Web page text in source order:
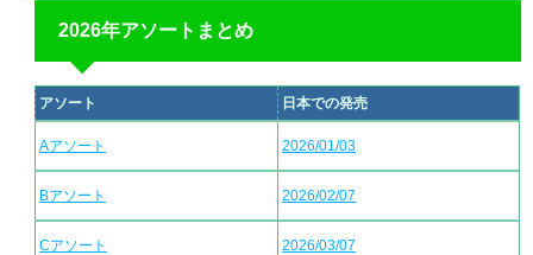
2026年アソートまとめ
アソート 日本での発売
Aアソート 2026/01/03
Bアソート 2026/02/07
Cアソート 2026/03/07